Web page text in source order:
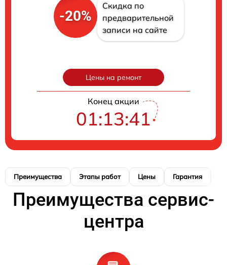
-20%
Скидка по
предварительной
записи на сайте
Цены на ремонт
Конец акции
01:13:40
Преимущества Этапы работ Цены Гарантия
Преимущества сервис-
центра